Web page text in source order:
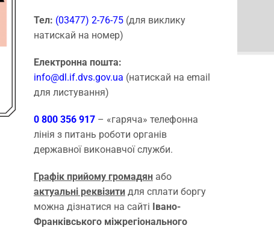
Тел: (03477) 2-76-75(для виклику
натискай на номер)
Електронна пошта:
info@dl.if.dvs.gov.ua (натискай на email
для листування)
0 800 356 917– «гаряча» телефонна
лінія з питань роботи органів
державної виконавчої служби.
Графік прийому громадянабо
актуальні реквізитидля сплати боргу
можна дізнатися на сайті Івано-
Франківського міжрегіонального